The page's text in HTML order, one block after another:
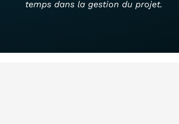
temps dans la gestion du projet.